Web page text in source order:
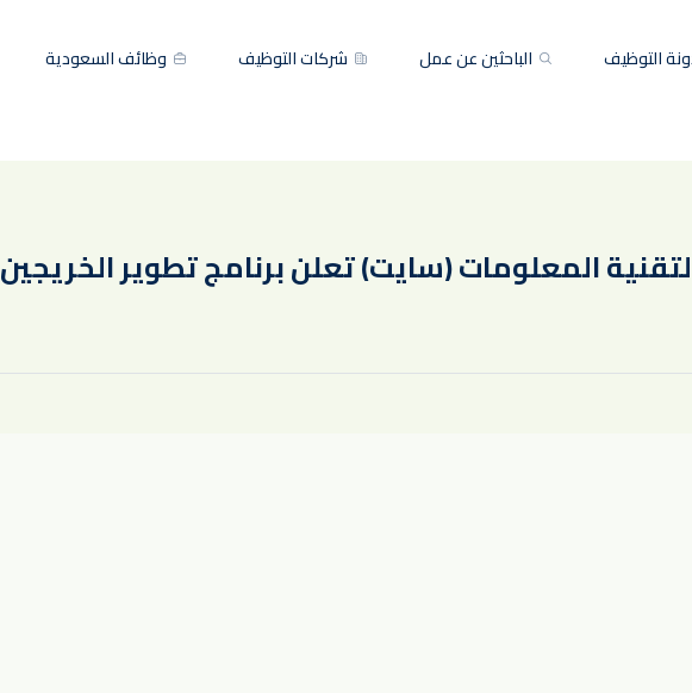
وظائف السعودية شركات التوظيف الباحثين عن عمل
التوظيف
المعلومات (سايت) تعلن برنامج تطوير الخريجين 2025